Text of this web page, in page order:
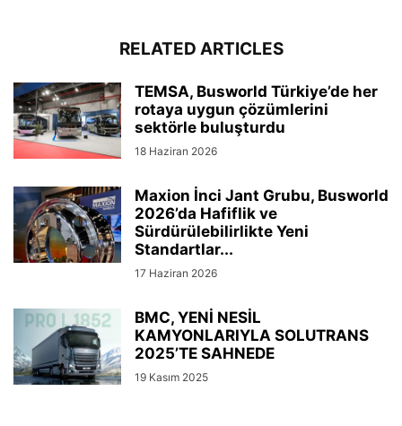
RELATED ARTICLES
TEMSA, Busworld Türkiye’de her
rotaya uygun çözümlerini
sektörle buluşturdu
18 Haziran 2026
Maxion İnci Jant Grubu, Busworld
2026’da Hafiflik ve
Sürdürülebilirlikte Yeni
Standartlar...
17 Haziran 2026
BMC, YENİ NESİL
KAMYONLARIYLA SOLUTRANS
2025’TE SAHNEDE
19 Kasım 2025